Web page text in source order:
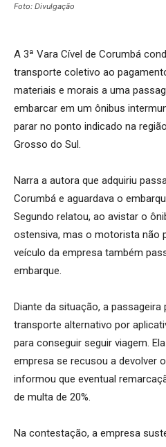
Foto: Divulgação
A 3ª Vara Cível de Corumbá
transporte coletivo ao
materiais e morais a uma
embarcar em um ônibus
parar no ponto indicado na
Grosso do Sul.
Narra a autora que adquiriu
Corumbá e aguardava o
Segundo relatou, ao avistar o
ostensiva, mas o motorista não
veículo da empresa também
embarque.
Diante da situação, a
transporte alternativo por
para conseguir seguir viagem.
empresa se recusou a devolver
informou que eventual
de multa de 20%.
Na contestação, a empresa